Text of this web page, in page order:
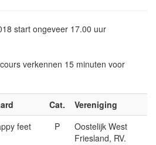
start ongeveer 17.00 uur
verkennen 15 minuten voor
Cat.
Vereniging
feet P
Oostelijk West
Friesland, RV.